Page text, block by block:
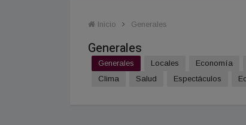
Inicio Generales
Generales
Generales Locales Economía
Clima
Salud Espectáculos